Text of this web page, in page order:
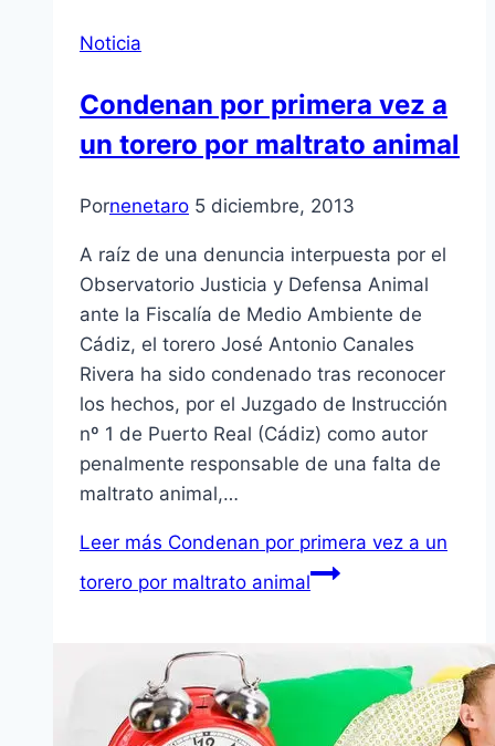
Noticia
Condenan por primera vez a
un torero por maltrato animal
Pornenetaro 5 diciembre, 2013
A raíz de una denuncia interpuesta por el
Observatorio Justicia y Defensa Animal
ante la Fiscalía de Medio Ambiente de
Cádiz, el torero José Antonio Canales
Rivera ha sido condenado tras reconocer
los hechos, por el Juzgado de Instrucción
nº 1 de Puerto Real (Cádiz) como autor
penalmente responsable de una falta de
maltrato animal,…
Leer más Condenan por primera vez a un
torero por maltrato animal